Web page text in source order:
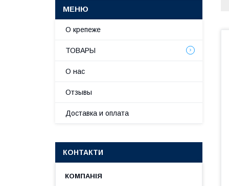
О крепеже
ТОВАРЫ
О нас
Отзывы
Доставка и оплата
КОНТАКТИ